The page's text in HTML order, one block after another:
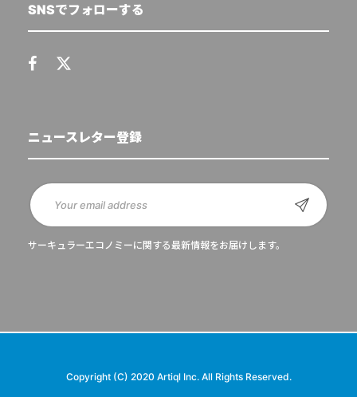
SNSでフォローする
ニュースレター登録
サーキュラーエコノミーに関する最新情報をお届けします。
Copyright (C) 2020 Artiql Inc. All Rights Reserved.